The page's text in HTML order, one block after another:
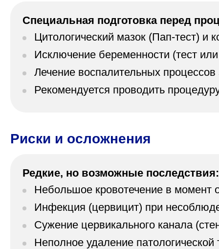
Специальная подготовка перед
Цитологический мазок (Пап-тест) и
Исключение беременности (тест
Лечение воспалительных
Рекомендуется проводить
Риски и осложнения
Редкие, но возможные последствия:
Небольшое кровотечение в момент
Инфекция (цервицит) при
Сужение цервикального канала
Неполное удаление патологической